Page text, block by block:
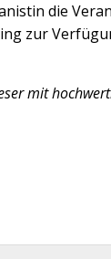
die
zur
mit